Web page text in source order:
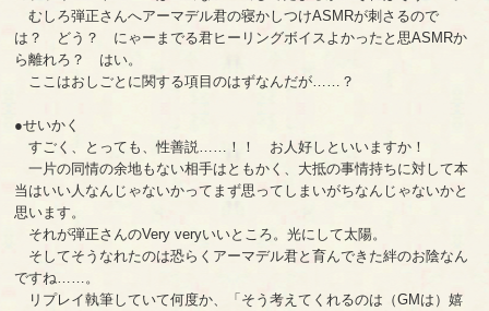
むしろ弾正さんへアーマデル君の寝かしつけASMRが刺さるので
は？ どう？ にゃーまでる君ヒーリングボイスよかったと思ASMRか
ら離れろ？ はい。
ここはおしごとに関する項目のはずなんだが……？
●せいかく
すごく、とっても、性善説……！！ お人好しといいますか！
一片の同情の余地もない相手はともかく、大抵の事情持ちに対して本
当はいい人なんじゃないかってまず思ってしまいがちなんじゃないかと
思います。
それが弾正さんのVery veryいいところ。光にして太陽。
そしてそうなれたのは恐らくアーマデル君と育んできた絆のお陰なん
ですね……。
リプレイ執筆していて何度か、「そう考えてくれるのは（GMは）嬉